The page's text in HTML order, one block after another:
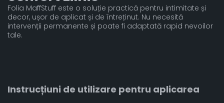
Folia MaffStuff este o soluție practică pentru intimitate și
decor, ușor de aplicat și de întreținut. Nu necesită
intervenții permanente și poate fi adaptată rapid nevoilor
tale.
Instrucțiuni de utilizare pentru aplicarea